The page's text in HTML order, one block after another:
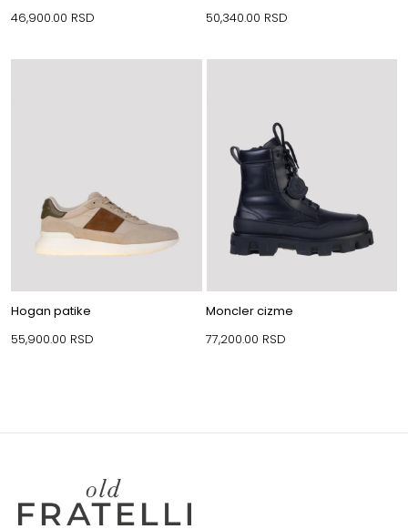
46,900.00 RSD
50,340.00 RSD
Hogan patike
55,900.00 RSD
Moncler cizme
77,200.00 RSD